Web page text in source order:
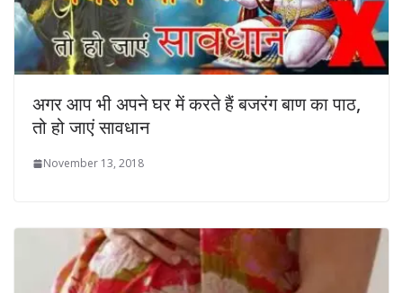
अगर आप भी अपने घर में करते हैं बजरंग बाण का पाठ,
तो हो जाएं सावधान
November 13, 2018